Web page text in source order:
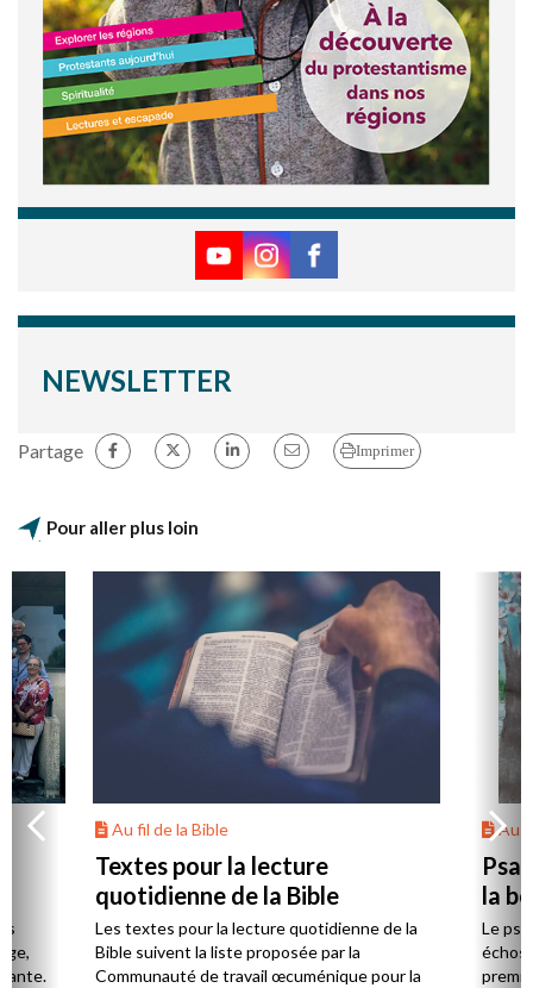
NEWSLETTER
Partage Imprimer
Pour aller plus loin
Au fil de la Bible
Textes pour la lecture
quotidienne de la Bible
Les textes pour la lecture quotidienne de la
Bible suivent la liste proposée par la
Communauté de travail œcuménique pour la
Au
la
Le
échos